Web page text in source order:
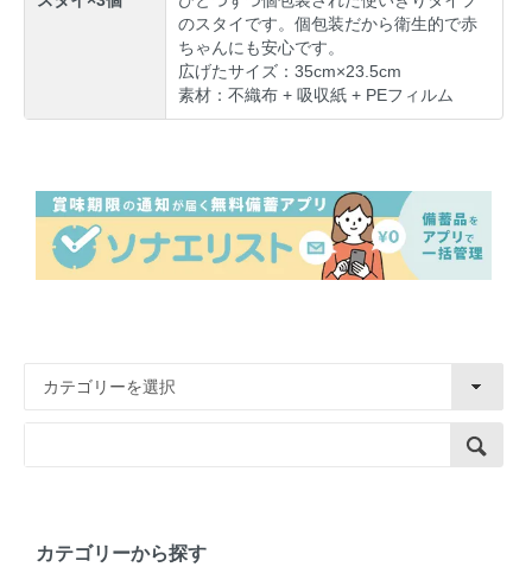
のスタイです。個包装だから衛生的で赤
ちゃんにも安心です。
広げたサイズ：35cm×23.5cm
素材：不織布 + 吸収紙 + PEフィルム
カテゴリーから探す